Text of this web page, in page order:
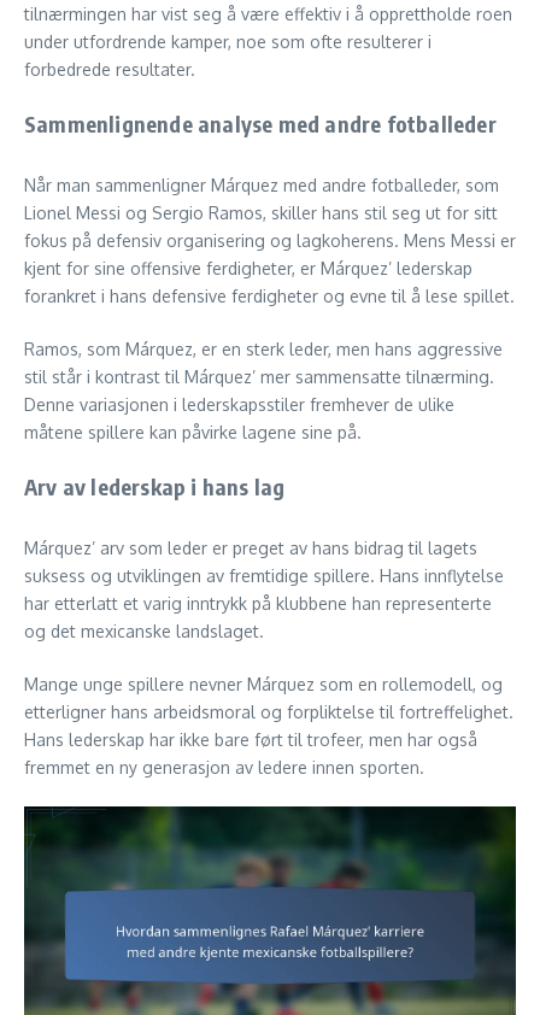
tilnærmingen har vist seg å være effektiv i å opprettholde roen
under utfordrende kamper, noe som ofte resulterer i
forbedrede resultater.
Sammenlignende analyse med andre fotballeder
Når man sammenligner Márquez med andre fotballeder, som
Lionel Messi og Sergio Ramos, skiller hans stil seg ut for sitt
fokus på defensiv organisering og lagkoherens. Mens Messi er
kjent for sine offensive ferdigheter, er Márquez’ lederskap
forankret i hans defensive ferdigheter og evne til å lese spillet.
Ramos, som Márquez, er en sterk leder, men hans aggressive
stil står i kontrast til Márquez’ mer sammensatte tilnærming.
Denne variasjonen i lederskapsstiler fremhever de ulike
måtene spillere kan påvirke lagene sine på.
Arv av lederskap i hans lag
Márquez’ arv som leder er preget av hans bidrag til lagets
suksess og utviklingen av fremtidige spillere. Hans innflytelse
har etterlatt et varig inntrykk på klubbene han representerte
og det mexicanske landslaget.
Mange unge spillere nevner Márquez som en rollemodell, og
etterligner hans arbeidsmoral og forpliktelse til fortreffelighet.
Hans lederskap har ikke bare ført til trofeer, men har også
fremmet en ny generasjon av ledere innen sporten.